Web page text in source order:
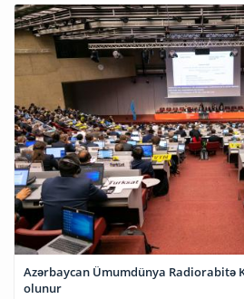
Azərbaycan Ümumdünya Radiorabitə
olunur